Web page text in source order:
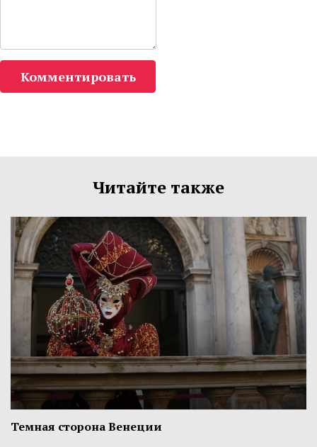
Комментировать
Читайте также
Темная сторона Венеции